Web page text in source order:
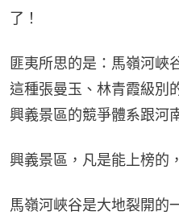
了！
匪夷所思的是：馬嶺河峽
這種張曼玉、林青霞級別
興義景區的競爭體系跟河
興義景區，凡是能上榜的
馬嶺河峽谷是大地裂開的